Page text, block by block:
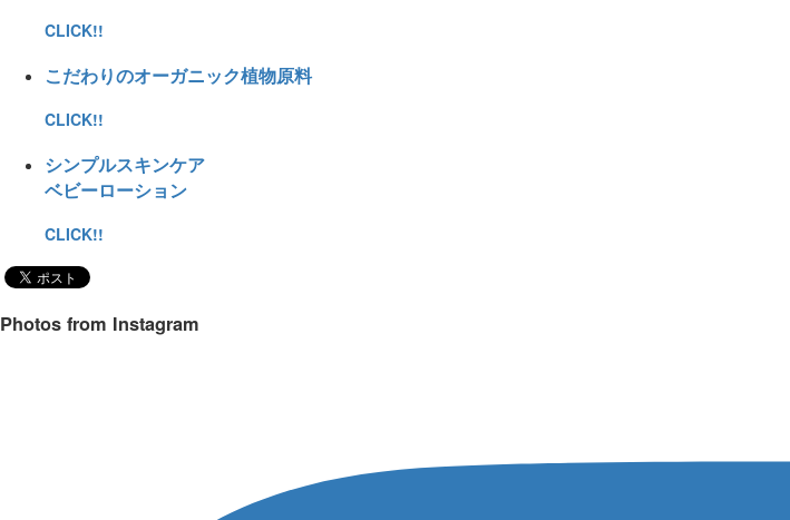
CLICK!!
こだわりのオーガニック植物原料
CLICK!!
シンプルスキンケア
ベビーローション
CLICK!!
Photos from Instagram